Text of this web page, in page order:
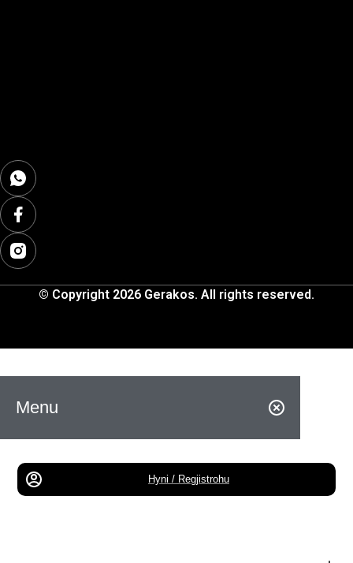
© Copyright 2026 Gerakos. All rights reserved.
Menu
Hyni / Regjistrohu